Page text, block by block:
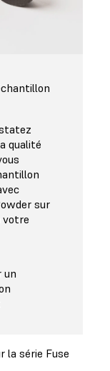
qualité
sur
votre
un
la série Fuse